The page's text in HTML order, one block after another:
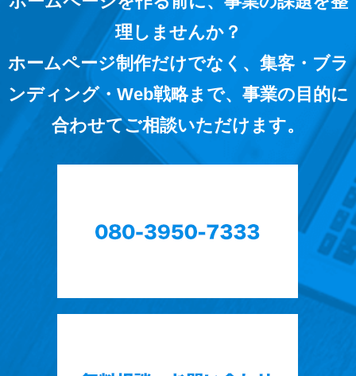
理しませんか？
ホームページ制作だけでなく、集客・ブラ
ンディング・Web戦略まで、事業の目的に
合わせてご相談いただけます。